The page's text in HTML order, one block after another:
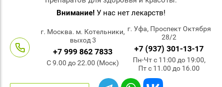
Внимание! У нас нет лекарств!
г. Москва. м. Котельники,
выход 3
+7 999 862 7833
С 9.00 до 22.00 (Моск)
г. Уфа, Проспект Октября
28/2
+7 (937) 301-13-17
Пн-Чт с 11:00 до 19:00,
Пт с 11.00 до 16.00